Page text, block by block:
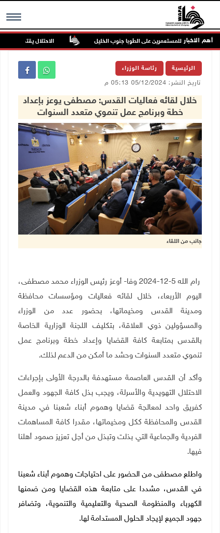
MENU أهم الاخبار
هجوم للمستعمرين على الطوبا جنوب الخليل الاحتلال يقتحم عورتا
الرئيسية رئاسة الوزراء
تاريخ النشر: 05/12/2024 05:13 م
خلال لقائه فعاليات القدس: مصطفى يوعز بإعداد
خطة وبرنامج عمل تنموي متعدد السنوات
جانب من اللقاء
رام الله 5-12-2024 وفا- أوعز رئيس الوزراء محمد مصطفى،
اليوم الأربعاء، خلال لقائه فعاليات ومؤسسات محافظة
ومدينة القدس ومخيماتها، بحضور عدد من الوزراء
والمسؤولين ذوي العلاقة، بتكليف اللجنة الوزارية الخاصة
بالقدس بمتابعة كافة القضايا وإعداد خطة وبرنامج عمل
تنموي متعدد السنوات وحشد ما أمكن من الدعم لذلك.
وأكد أن القدس العاصمة مستهدفة بالدرجة الأولى بإجراءات
الاحتلال التهويدية والأسرلة، ويجب بذل كافة الجهود والعمل
كفريق واحد لمعالجة قضايا وهموم أبناء شعبنا في مدينة
القدس والمحافظة ككل ومخيماتها، مقدرا كافة المساهمات
الفردية والجماعية التي بذلت وتبذل من أجل تعزيز صمود أهلنا
فيها.
واطلع مصطفى من الحضور على احتياجات وهموم أبناء شعبنا
في القدس، مشددا على متابعة هذه القضايا ومن ضمنها
الكهرباء والمنظومة الصحية والتعليمية والتنموية، وتضافر
جهود الجميع لإيجاد الحلول المستدامة لها.